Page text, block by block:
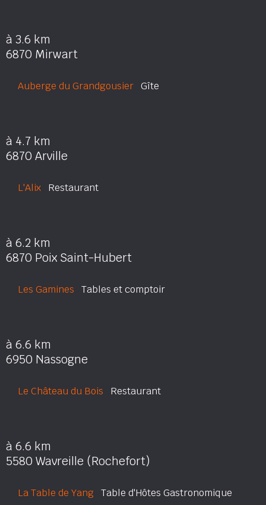
à 3.6 km
6870 Mirwart
Auberge du Grandgousier Gîte
à 4.7 km
6870 Arville
L'Alix Restaurant
à 6.2 km
6870 Poix Saint-Hubert
Les Gamines Tables et comptoir
à 6.6 km
6950 Nassogne
Le Château du Bois Restaurant
à 6.6 km
5580 Wavreille (Rochefort)
La Table de Yang Table d'Hôtes Gastronomique